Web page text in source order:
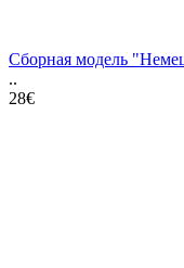
Сборная модель
..
28€